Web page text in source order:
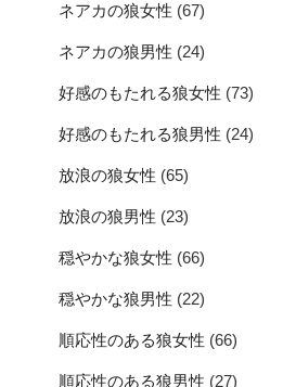
ネアカの狼女性 (67)
ネアカの狼男性 (24)
好感のもたれる狼女性 (73)
好感のもたれる狼男性 (24)
放浪の狼女性 (65)
放浪の狼男性 (23)
穏やかな狼女性 (66)
穏やかな狼男性 (22)
順応性のある狼女性 (66)
順応性のある狼男性 (27)